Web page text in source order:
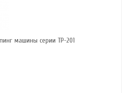
машины серии ТР-201